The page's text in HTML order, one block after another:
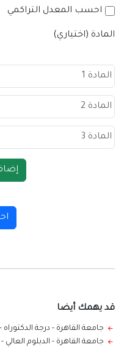
احسب المعدل التراكمي
المادة (اختياري)
قد يهمك أيضا
جامعة القاهرة - درجة الدكتوراه -
جامعة القاهرة - الدبلوم العالي -